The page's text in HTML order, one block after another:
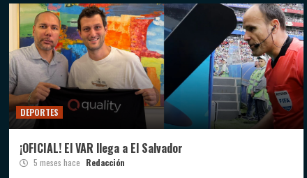
DEPORTES
¡OFICIAL! El VAR llega a El Salvador
5 meses hace Redacción